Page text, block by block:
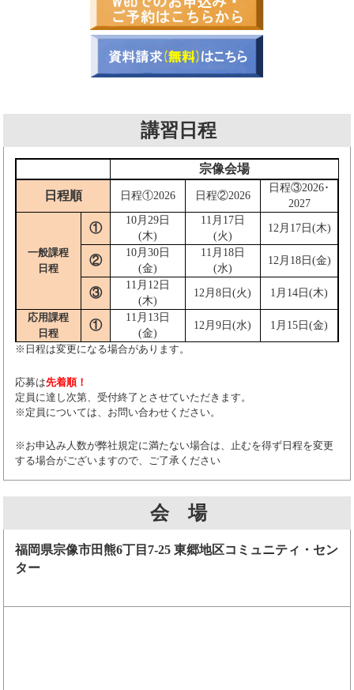
講習日程
宗像会場
日程順
日程①2026 日程②2026
日程③2026･
2027
一般課程
日程
①
10月29日
(木)
11月17日
(火)
12月17日(木)
②
10月30日
(金)
11月18日
(水)
12月18日(金)
③
11月12日
(木)
12月8日(火) 1月14日(木)
応用課程
日程
①
11月13日
(金)
12月9日(水) 1月15日(金)
※日程は変更になる場合があります。
応募は先着順！
定員に達し次第、受付終了とさせていただきます。
※定員については、お問い合わせください。
※お申込み人数が弊社規定に満たない場合は、止むを得ず日程を変更
する場合がございますので、ご了承ください
会 場
福岡県宗像市田熊6丁目7-25 東郷地区コミュニティ・セン
ター